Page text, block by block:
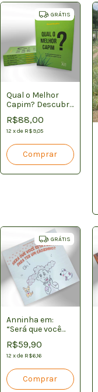
GRÁTIS
Qual o Melhor
Capim? Descubra
com o Método
CAPIM
R$88,00
12 xde R$9,05
GRÁTIS
Anninha em:
“Será que você
está pronto para
ter um
Cãozinho?”
R$59,90
12 xde R$6,16